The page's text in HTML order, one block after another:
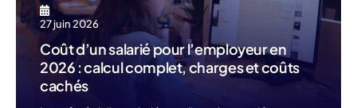
27 juin 2026
Coût d’un salarié pour l’employeur en
2026 : calcul complet, charges et coûts
cachés